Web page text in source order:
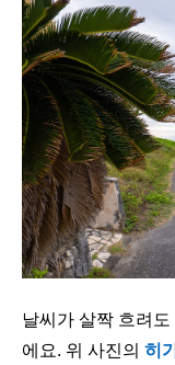
날씨가 살짝 흐려
에요. 위 사진의 히